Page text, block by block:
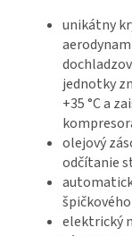
unikátny
jednotky
+35 °C a
olejový
odčítanie
elektrický